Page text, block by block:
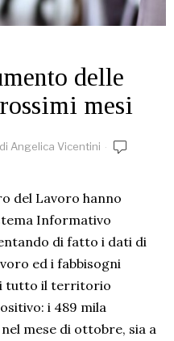
delle
mesi
di Angelica Vicentini
del Lavoro hanno
Informativo
di fatto i dati di
ed i fabbisogni
tutto il territorio
i 489 mila
mese di ottobre, sia a